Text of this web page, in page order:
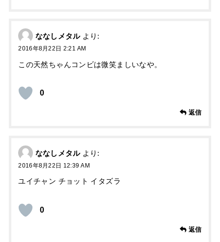
ななしメタル より:
2016年8月22日 2:21 AM
この天然ちゃんコンビは微笑ましいなや。
0
返信
ななしメタル より:
2016年8月22日 12:39 AM
ユイチャン チョット イタズラ
0
返信